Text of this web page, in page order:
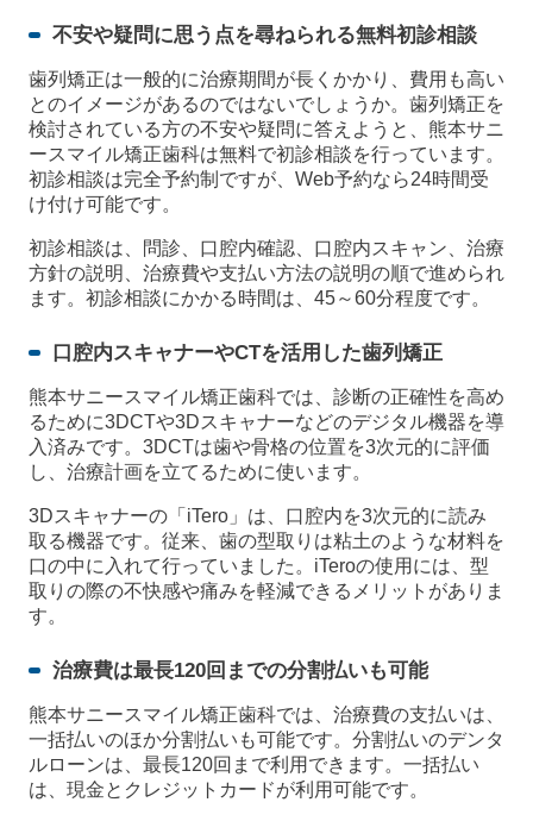
不安や疑問に思う点を尋ねられる無料初診相談
歯列矯正は一般的に治療期間が長くかかり、費用も高い
とのイメージがあるのではないでしょうか。歯列矯正を
検討されている方の不安や疑問に答えようと、熊本サニ
ースマイル矯正歯科は無料で初診相談を行っています。
初診相談は完全予約制ですが、Web予約なら24時間受
け付け可能です。
初診相談は、問診、口腔内確認、口腔内スキャン、治療
方針の説明、治療費や支払い方法の説明の順で進められ
ます。初診相談にかかる時間は、45～60分程度です。
口腔内スキャナーやCTを活用した歯列矯正
熊本サニースマイル矯正歯科では、診断の正確性を高め
るために3DCTや3Dスキャナーなどのデジタル機器を導
入済みです。3DCTは歯や骨格の位置を3次元的に評価
し、治療計画を立てるために使います。
3Dスキャナーの「iTero」は、口腔内を3次元的に読み
取る機器です。従来、歯の型取りは粘土のような材料を
口の中に入れて行っていました。iTeroの使用には、型
取りの際の不快感や痛みを軽減できるメリットがありま
す。
治療費は最長120回までの分割払いも可能
熊本サニースマイル矯正歯科では、治療費の支払いは、
一括払いのほか分割払いも可能です。分割払いのデンタ
ルローンは、最長120回まで利用できます。一括払い
は、現金とクレジットカードが利用可能です。